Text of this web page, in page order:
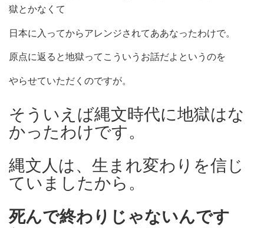
獄とかなくて
日本に入ってからアレンジされてああなったわけで。
原点に返ると地獄ってこういうお話だよというのを
やらせていただくのですが。
そういえば縄文時代に地獄はな
かったわけです。
縄文人は、生まれ変わりを信じ
ていましたから。
死んで終わりじゃないんです